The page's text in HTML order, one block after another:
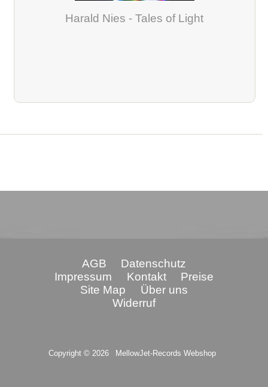
Harald Nies - Tales of Light
AGB
Datenschutz
Impressum
Kontakt
Preise
Site Map
Über uns
Widerruf
Copyright © 2026 MellowJet-Records Webshop